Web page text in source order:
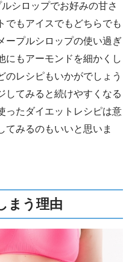
シロップでお好みの甘さ
でもアイスでもどちらでも
ープルシロップの使い過ぎ
にもアーモンドを細かくし
のレシピもいかがでしょう
してみると続けやすくなる
ったダイエットレシピは意
てみるのもいいと思いま
まう理由